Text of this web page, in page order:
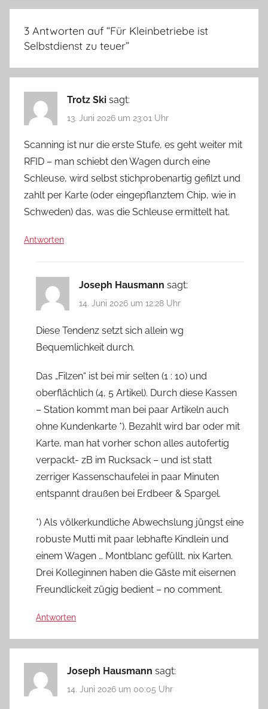
3 Antworten auf “Für Kleinbetriebe ist
Selbstdienst zu teuer”
Trotz Ski sagt:
13. Juni 2026 um 23:01 Uhr
Scanning ist nur die erste Stufe, es geht weiter mit
RFID – man schiebt den Wagen durch eine
Schleuse, wird selbst stichprobenartig gefilzt und
zahlt per Karte (oder eingepflanztem Chip, wie in
Schweden) das, was die Schleuse ermittelt hat.
Antworten
Joseph Hausmann sagt:
14. Juni 2026 um 12:28 Uhr
Diese Tendenz setzt sich allein wg
Bequemlichkeit durch.
Das „Filzen“ ist bei mir selten (1 : 10) und
oberflächlich (4, 5 Artikel). Durch diese Kassen
– Station kommt man bei paar Artikeln auch
ohne Kundenkarte *). Bezahlt wird bar oder mit
Karte, man hat vorher schon alles autofertig
verpackt- zB im Rucksack – und ist statt
zerriger Kassenschaufelei in paar Minuten
entspannt draußen bei Erdbeer & Spargel.
*) Als völkerkundliche Abwechslung jüngst eine
robuste Mutti mit paar lebhafte Kindlein und
einem Wagen … Montblanc gefüllt, nix Karten.
Drei Kolleginnen haben die Gäste mit eisernen
Freundlickeit zügig bedient – no comment.
Antworten
Joseph Hausmann sagt:
14. Juni 2026 um 00:05 Uhr